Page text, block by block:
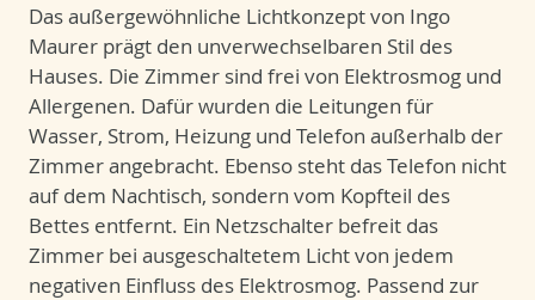
Das außergewöhnliche Lichtkonzept von Ingo
Maurer prägt den unverwechselbaren Stil des
Hauses. Die Zimmer sind frei von Elektrosmog und
Allergenen. Dafür wurden die Leitungen für
Wasser, Strom, Heizung und Telefon außerhalb der
Zimmer angebracht. Ebenso steht das Telefon nicht
auf dem Nachtisch, sondern vom Kopfteil des
Bettes entfernt. Ein Netzschalter befreit das
Zimmer bei ausgeschaltetem Licht von jedem
negativen Einfluss des Elektrosmog. Passend zur